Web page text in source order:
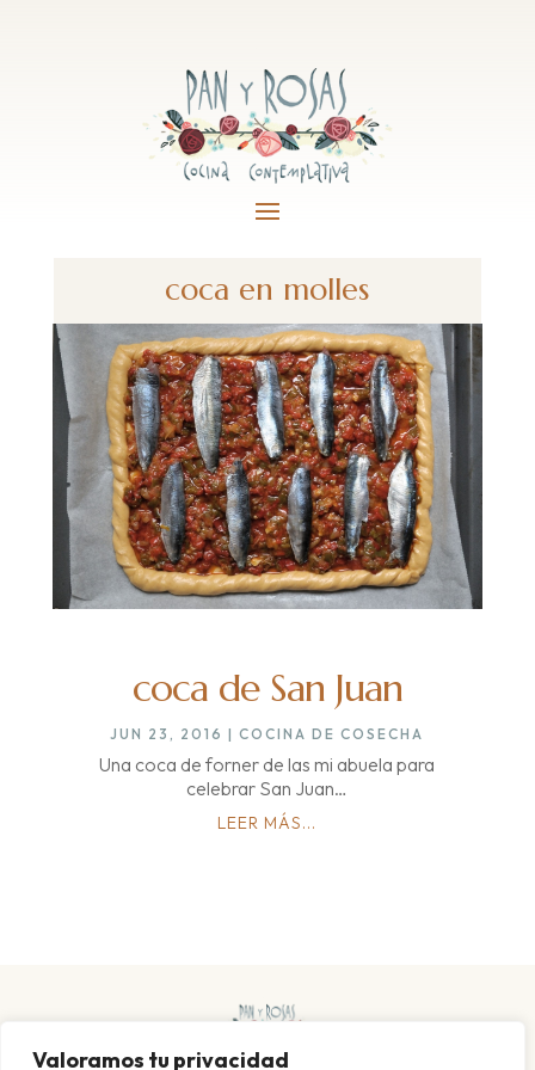
Valoramos tu privacidad
coca en molles
coca de San Juan
JUN 23, 2016 |COCINA DE COSECHA
Una coca de forner de las mi abuela para
celebrar San Juan…
LEER MÁS...